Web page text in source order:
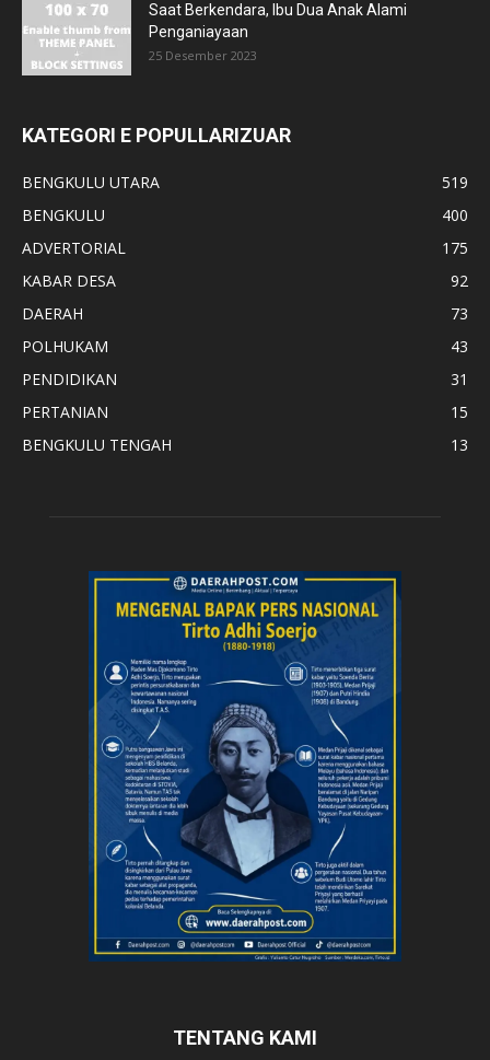
Saat Berkendara, Ibu Dua Anak Alami
Penganiayaan
25 Desember 2023
KATEGORI E POPULLARIZUAR
BENGKULU UTARA
519
BENGKULU
400
ADVERTORIAL
175
KABAR DESA
92
DAERAH
73
POLHUKAM
43
PENDIDIKAN
31
PERTANIAN
15
BENGKULU TENGAH
13
TENTANG KAMI